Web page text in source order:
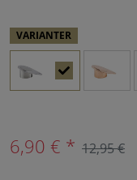
VARIANTER
6,90 € * 12,95 €